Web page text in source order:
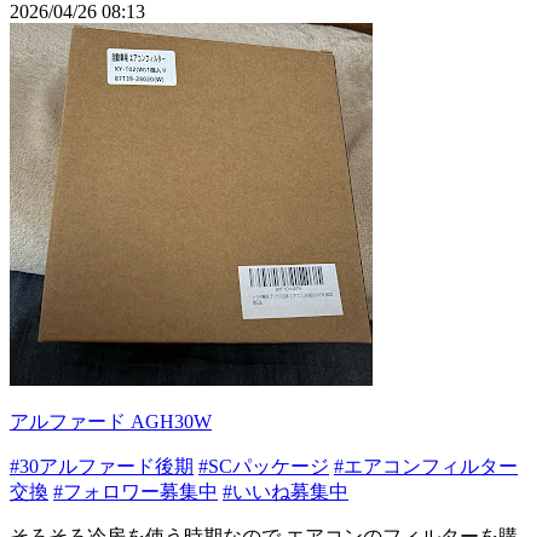
2026/04/26 08:13
アルファード AGH30W
#30アルファード後期 #SCパッケージ #エアコンフィルター
交換 #フォロワー募集中 #いいね募集中